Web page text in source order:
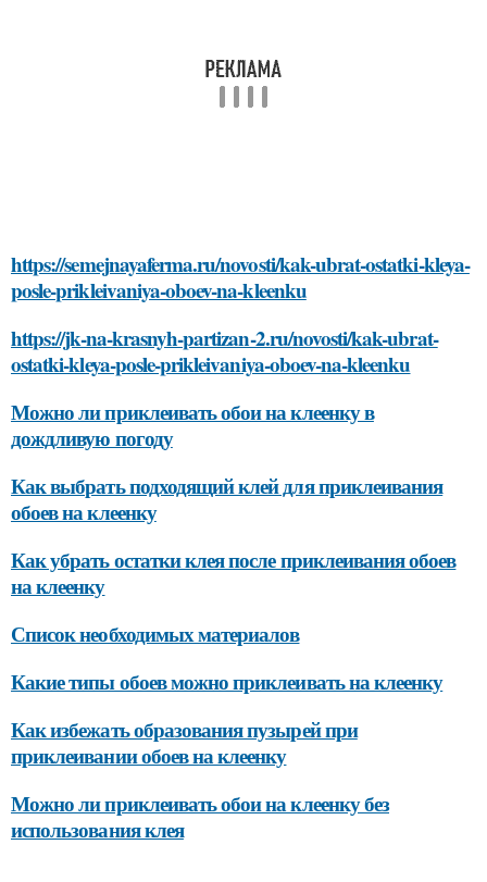
https://semejnayaferma.ru/novosti/kak-ubrat-ostatki-kleya-
posle-prikleivaniya-oboev-na-kleenku
https://jk-na-krasnyh-partizan-2.ru/novosti/kak-ubrat-
ostatki-kleya-posle-prikleivaniya-oboev-na-kleenku
Можно ли приклеивать обои на клеенку в
дождливую погоду
Как выбрать подходящий клей для приклеивания
обоев на клеенку
Как убрать остатки клея после приклеивания обоев
на клеенку
Список необходимых материалов
Какие типы обоев можно приклеивать на клеенку
Как избежать образования пузырей при
приклеивании обоев на клеенку
Можно ли приклеивать обои на клеенку без
использования клея